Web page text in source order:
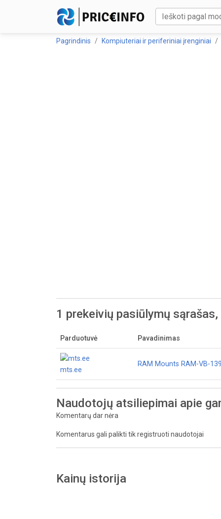
Pagrindinis Kompiuteriai ir periferiniai įrenginiai
1 prekeivių pasiūlymų
Parduotuvė Pavadinimas
mts.ee
RAM Mounts RAM-VB-
Naudotojų atsiliepimai apie
Komentarų dar nėra
Komentarus gali palikti tik registruoti naudotojai
Kainų istorija